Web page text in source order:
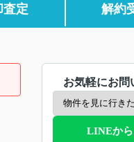
査定 解約
お気軽にお問
LINEか